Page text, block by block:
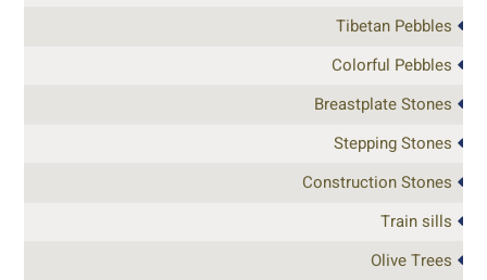
Tibetan Pebbles
Colorful Pebbles
Breastplate Stones
Stepping Stones
Construction Stones
Train sills
Olive Trees